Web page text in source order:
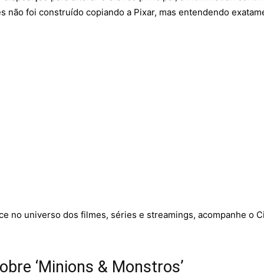
não foi construído copiando a Pixar, mas entendendo
no universo dos filmes, séries e streamings, acompanhe o
‘Minions & Monstros’